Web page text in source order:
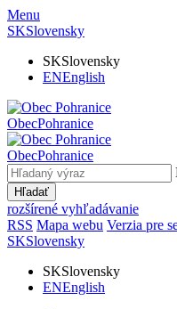
Menu
SKSlovensky
SKSlovensky
ENEnglish
ObecPohranice
ObecPohranice
Hľadať
rozšírené vyhľadávanie
RSS Mapa webu Verzia pre
SKSlovensky
SKSlovensky
ENEnglish